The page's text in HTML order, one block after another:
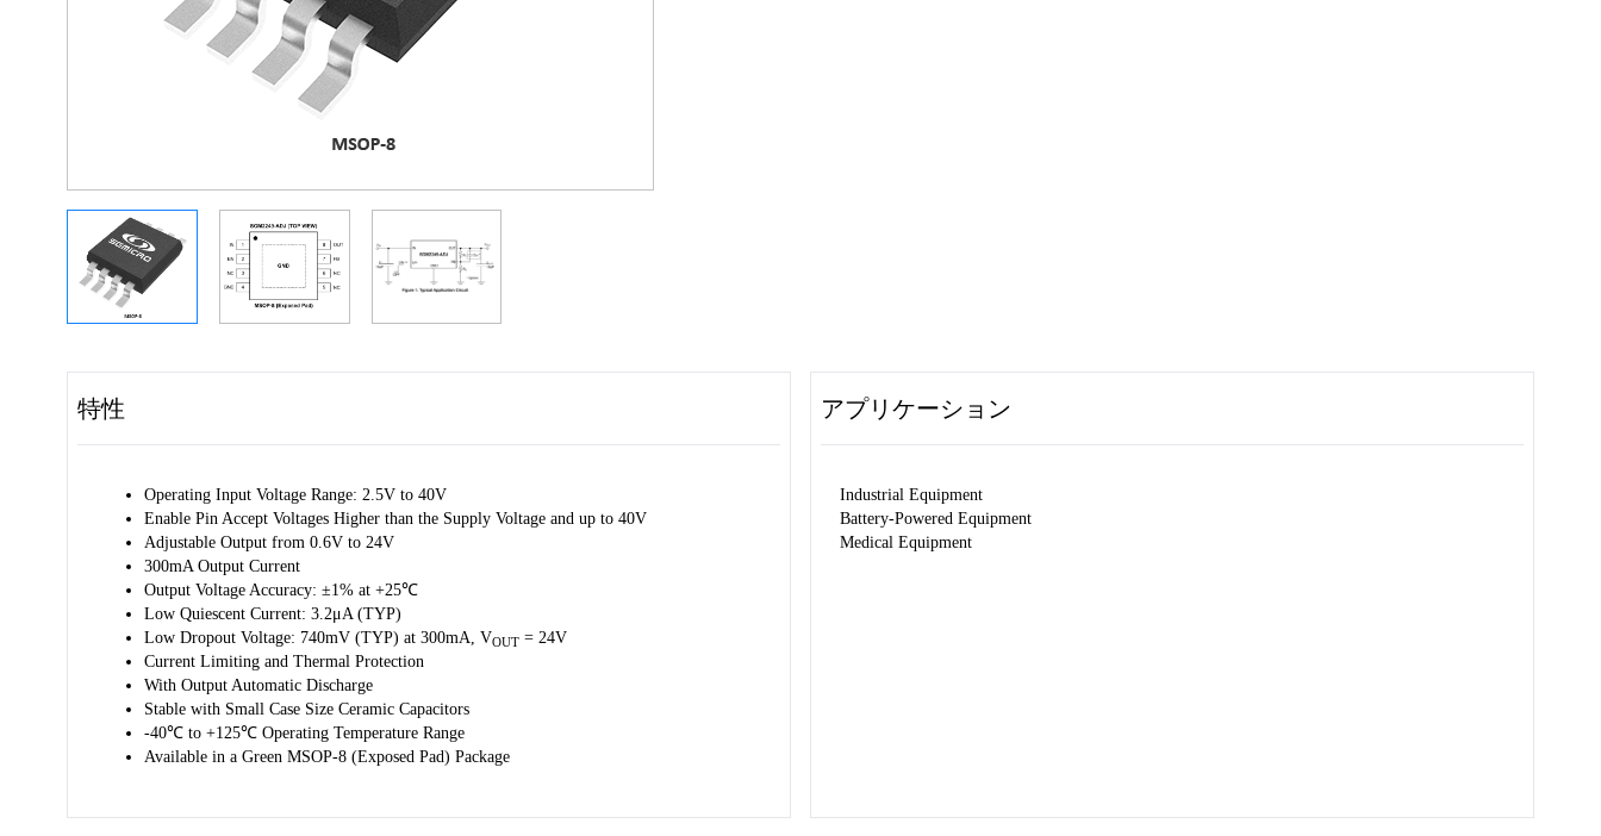
特性
Operating Input Voltage Range: 2.5V to 40V
Enable Pin Accept Voltages Higher than the Supply Voltage and up to 40V
Adjustable Output from 0.6V to 24V
300mA Output Current
Output Voltage Accuracy: ±1% at +25℃
Low Quiescent Current: 3.2μA (TYP)
Low Dropout Voltage: 740mV (TYP) at 300mA, VOUT = 24V
Current Limiting and Thermal Protection
With Output Automatic Discharge
Stable with Small Case Size Ceramic Capacitors
-40℃ to +125℃ Operating Temperature Range
Available in a Green MSOP-8 (Exposed Pad) Package
アプリケーション
Industrial Equipment
Battery-Powered Equipment
Medical Equipment